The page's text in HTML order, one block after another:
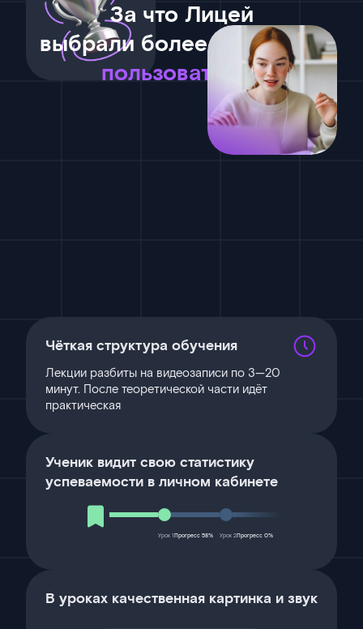
За что Лицей
выбрали более 365 тысяч
пользователей
Чёткая структура обучения
Лекции разбиты на видеозаписи по 3—20
минут. После теоретической части идёт
практическая
Ученик видит свою статистику
успеваемости в личном кабинете
Урок 1Прогресс 58% Урок 2Прогресс 0%
В уроках качественная картинка и звук